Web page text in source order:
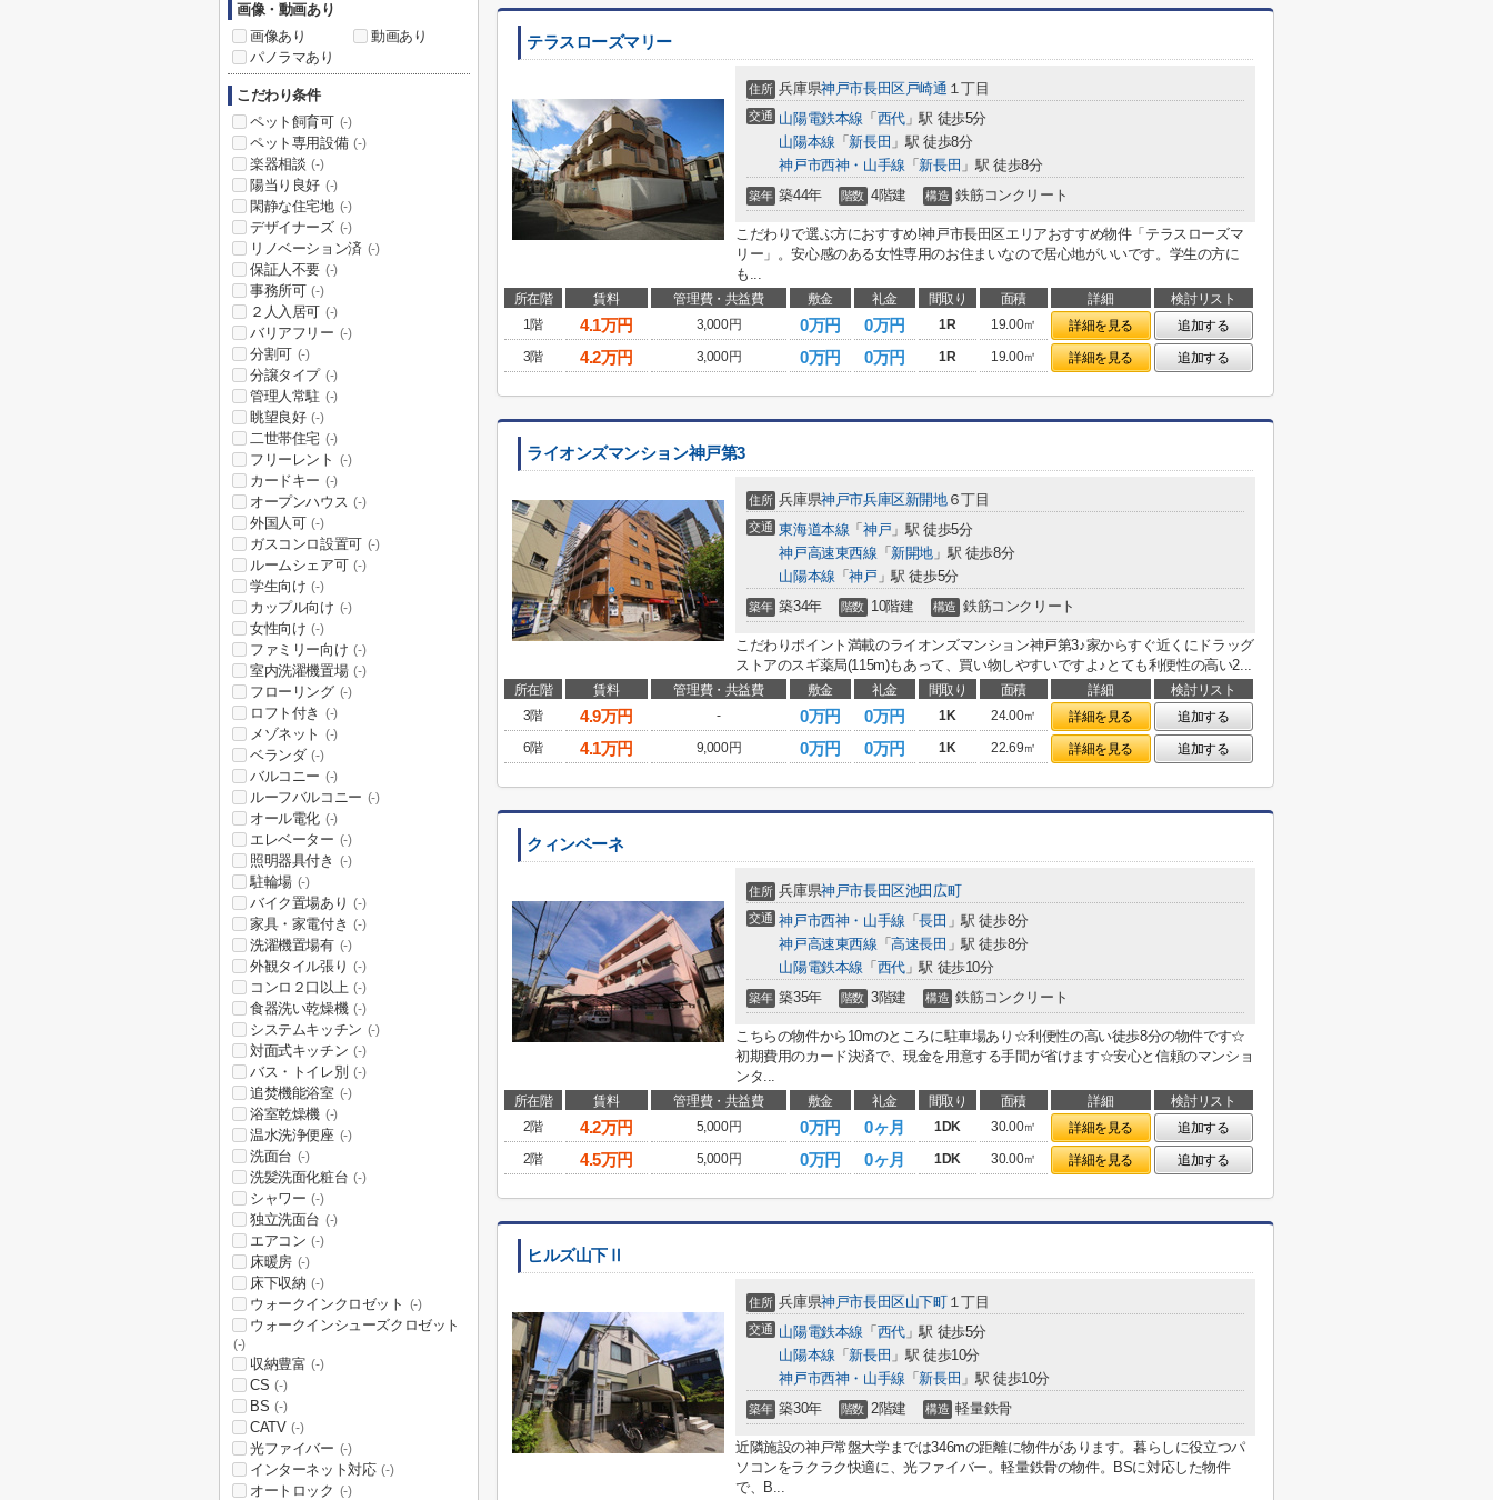
テラスローズマリー
住所 兵庫県神戸市長田区戸崎通 １丁目
交通 山陽電鉄本線 「 西代」駅 徒歩5分
山陽本線 「 新長田 」駅 徒歩8分
神戸市西神・山手線 「 新長田 」駅 徒歩8分
築年 築44年 階数 4階建 構造 鉄筋コンクリート
こだわりで選ぶ方におすすめ!神戸市長田区エリアおすすめ物件「テラスローズマ
リー」。安心感のある女性専用のお住まいなので居心地がいいです。学生の方に
も...
所在階 賃料 管理費・共益費 敷金 礼金 間取り 面積 詳細
検討リスト
1階
4.1万円 3,000円 0万円 0万円 1R 19.00㎡ 詳細を見る
追加する
3階
4.2万円 3,000円 0万円 0万円 1R 19.00㎡ 詳細を見る 追加する
ライオンズマンション神戸第3
住所 兵庫県神戸市兵庫区新開地６丁目
交通 東海道本線 「 神戸 」駅 徒歩5分
神戸高速東西線 「 新開地 」駅 徒歩8分
山陽本線 「神戸 」駅 徒歩5分
築年 築34年 階数 10階建 構造 鉄筋コンクリート
こだわりポイント満載のライオンズマンション神戸第3♪家からすぐ近くにドラッグ
ストアのスギ薬局(115m)もあって、買い物しやすいですよ♪とても利便性の高い2...
所在階 賃料 管理費・共益費 敷金 礼金 間取り 面積 詳細
検討リスト
3階
4.9万円 - 0万円 0万円 1K 24.00㎡ 詳細を見る
追加する
6階
4.1万円 9,000円 0万円 0万円 1K 22.69㎡ 詳細を見る 追加する
クィンベーネ
住所 兵庫県神戸市長田区池田広町
交通 神戸市西神・山手線 「長田 」駅 徒歩8分
神戸高速東西線 「高速長田 」駅 徒歩8分
山陽電鉄本線 「 西代」駅 徒歩10分
築年 築35年 階数 3階建 構造 鉄筋コンクリート
こちらの物件から10mのところに駐車場あり☆利便性の高い徒歩8分の物件です☆
初期費用のカード決済で、現金を用意する手間が省けます☆安心と信頼のマンショ
ンタ...
所在階 賃料 管理費・共益費 敷金 礼金 間取り 面積 詳細
検討リスト
2階
4.2万円 5,000円 0万円 0ヶ月 1DK 30.00㎡ 詳細を見る
追加する
2階
4.5万円 5,000円 0万円 0ヶ月 1DK 30.00㎡ 詳細を見る 追加する
ヒルズ山下Ⅱ
住所 兵庫県神戸市長田区山下町１丁目
交通 山陽電鉄本線 「 西代」駅 徒歩5分
山陽本線 「 新長田 」駅 徒歩10分
神戸市西神・山手線 「 新長田 」駅 徒歩10分
築年 築30年 階数 2階建 構造 軽量鉄骨
近隣施設の神戸常盤大学までは346mの距離に物件があります。暮らしに役立つパ
ソコンをラクラク快適に、光ファイバー。軽量鉄骨の物件。BSに対応した物件
で、B...
画像・動画あり
画像あり
動画あり
パノラマあり
こだわり条件
ペット飼育可 (-)
ペット専用設備 (-)
楽器相談 (-)
陽当り良好 (-)
閑静な住宅地 (-)
デザイナーズ (-)
リノベーション済 (-)
保証人不要 (-)
事務所可 (-)
２人入居可 (-)
バリアフリー (-)
分割可 (-)
分譲タイプ (-)
管理人常駐 (-)
眺望良好 (-)
二世帯住宅 (-)
フリーレント (-)
カードキー (-)
オープンハウス (-)
外国人可 (-)
ガスコンロ設置可 (-)
ルームシェア可 (-)
学生向け (-)
カップル向け (-)
女性向け (-)
ファミリー向け (-)
室内洗濯機置場 (-)
フローリング (-)
ロフト付き (-)
メゾネット (-)
ベランダ (-)
バルコニー (-)
ルーフバルコニー (-)
オール電化 (-)
エレベーター (-)
照明器具付き (-)
駐輪場 (-)
バイク置場あり (-)
家具・家電付き (-)
洗濯機置場有 (-)
外観タイル張り (-)
コンロ２口以上 (-)
食器洗い乾燥機 (-)
システムキッチン (-)
対面式キッチン (-)
バス・トイレ別 (-)
追焚機能浴室 (-)
浴室乾燥機 (-)
温水洗浄便座 (-)
洗面台 (-)
洗髪洗面化粧台 (-)
シャワー (-)
独立洗面台 (-)
エアコン (-)
床暖房 (-)
床下収納 (-)
ウォークインクロゼット (-)
ウォークインシューズクロゼット
(-)
収納豊富 (-)
CS (-)
BS (-)
CATV (-)
光ファイバー (-)
インターネット対応 (-)
オートロック (-)